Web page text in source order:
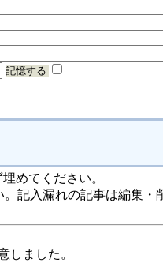
記憶する
めてください。
記入漏れの記事は編集・
しました。